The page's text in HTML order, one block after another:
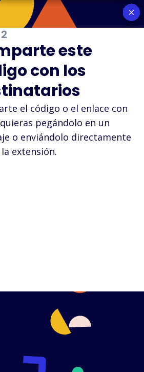
este
con los
el código o el enlace con
pegándolo en un
o enviándolo directamente
extensión.